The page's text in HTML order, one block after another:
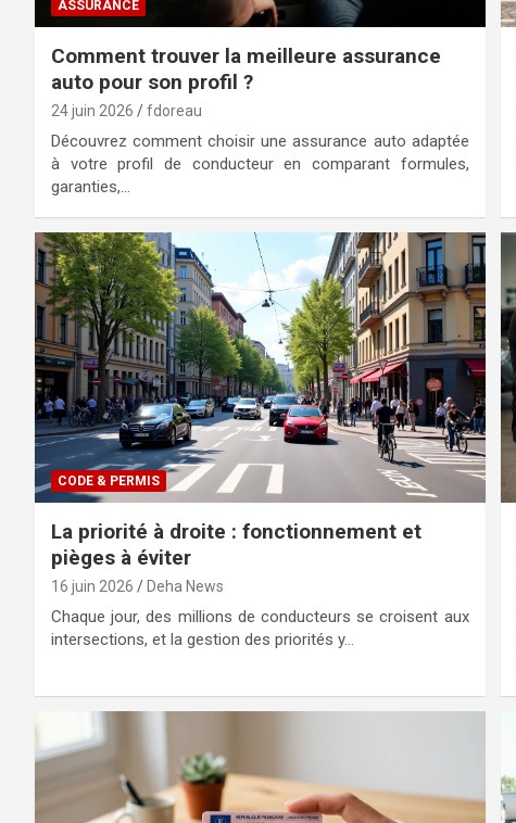
ASSURANCE
Comment trouver la meilleure assurance
auto pour son profil ?
24 juin 2026 fdoreau
Découvrez comment choisir une assurance auto adaptée
à votre profil de conducteur en comparant formules,
garanties,…
CODE & PERMIS
La priorité à droite : fonctionnement et
pièges à éviter
16 juin 2026 Deha News
Chaque jour, des millions de conducteurs se croisent aux
intersections, et la gestion des priorités y…